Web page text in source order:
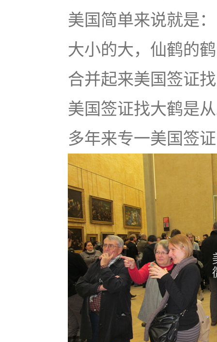
美国简单来说就是
大小的大，仙鹤的
合并起来美国签证
美国签证找大鹤是
多年来专一美国签